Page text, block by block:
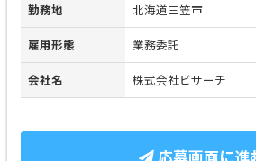
勤務地 北海道三笠市
雇用形態 業務委託
会社名 株式会社ビサーチ
応募画面に進